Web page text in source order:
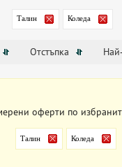
Талин Коледа
Отстъпка
оферти по
Талин Коледа